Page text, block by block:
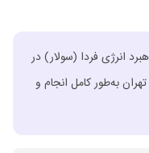
انرژی فردا (سولار) در
بهادار تهران به‌طور کامل انجام و